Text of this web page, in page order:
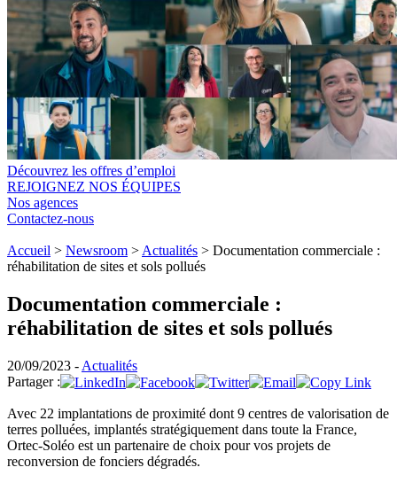
Découvrez les offres d’emploi
REJOIGNEZ NOS ÉQUIPES
Nos agences
Contactez-nous
Accueil > Newsroom > Actualités > Documentation commerciale :
réhabilitation de sites et sols pollués
Documentation commerciale :
réhabilitation de sites et sols pollués
20/09/2023 - Actualités
Partager :
Avec 22 implantations de proximité dont 9 centres de valorisation de
terres polluées, implantés stratégiquement dans toute la France,
Ortec-Soléo est un partenaire de choix pour vos projets de
reconversion de fonciers dégradés.